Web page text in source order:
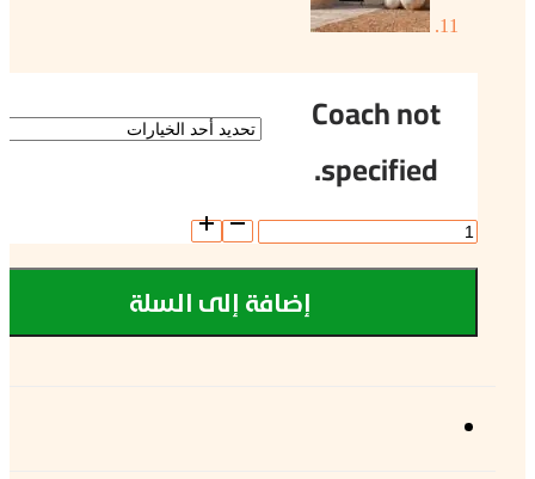
Coach not
specified.
كمية
إحياء
الجسد
إضافة إلى السلة